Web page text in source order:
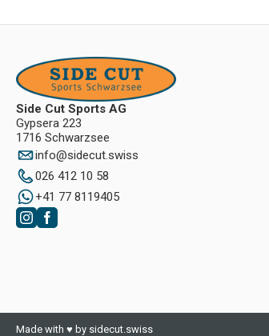
Side Cut Sports AG
Gypsera 223
1716 Schwarzsee
info@sidecut.swiss
026 412 10 58
+41 77 8119405
Made with ♥ by sidecut.swiss